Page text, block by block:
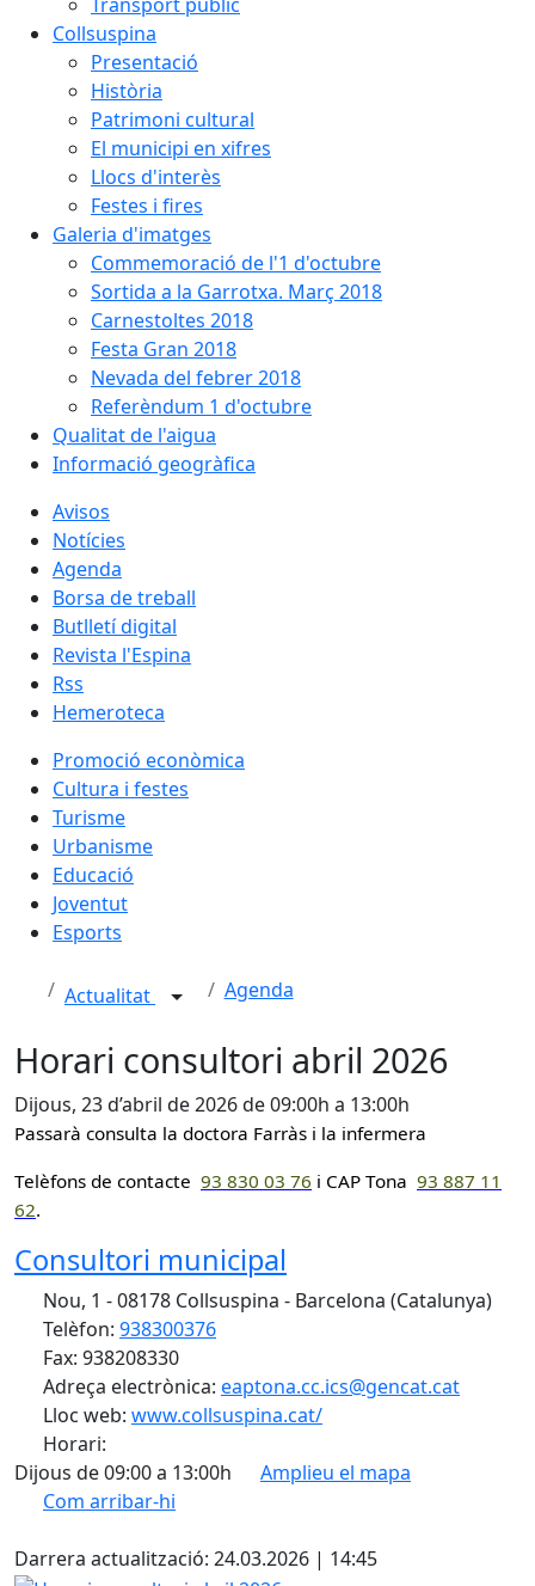
Collsuspina
Presentació
Història
Patrimoni cultural
El municipi en xifres
Llocs d'interès
Festes i fires
Galeria d'imatges
Commemoració de l'1 d'octubre
Sortida a la Garrotxa. Març 2018
Carnestoltes 2018
Festa Gran 2018
Nevada del febrer 2018
Referèndum 1 d'octubre
Qualitat de l'aigua
Informació geogràfica
Avisos
Notícies
Agenda
Borsa de treball
Butlletí digital
Revista l'Espina
Rss
Hemeroteca
Promoció econòmica
Cultura i festes
Turisme
Urbanisme
Educació
Joventut
Esports
Actualitat Agenda
Horari consultori abril 2026
Dijous, 23 d’abril de 2026 de 09:00h a 13:00h
Passarà consulta la doctora Farràs i la infermera
Telèfons de contacte 93 830 03 76 i CAP Tona 93 887 11
62.
Consultori municipal
Nou, 1 - 08178 Collsuspina - Barcelona (Catalunya)
Telèfon: 938300376
Fax: 938208330
Adreça electrònica: eaptona.cc.ics@gencat.cat
Lloc web: www.collsuspina.cat/
Horari:
Dijous de 09:00 a 13:00h
Amplieu el mapa
Com arribar-hi
+
Darrera actualització: 24.03.2026 | 14:45